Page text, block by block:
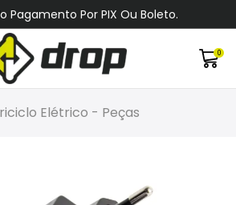
Pagamento Por PIX Ou Boleto.
0
Elétrico - Peças